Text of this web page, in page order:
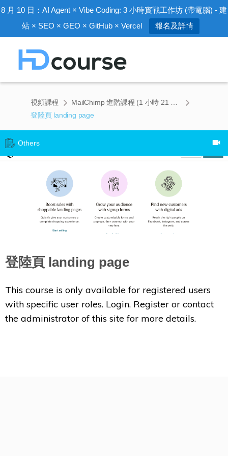
8 月 10 日：AI Agent × Vibe Coding: 3 小時實戰工作坊 (帶電腦) - 建
站 × SEO × GEO × GitHub × Vercel
報名及詳情
視頻課程
登陸頁 landing page
Others
登陸頁 landing page
This course is only available for registered users
with specific user roles. Login, Register or contact
the administrator of this site for more details.